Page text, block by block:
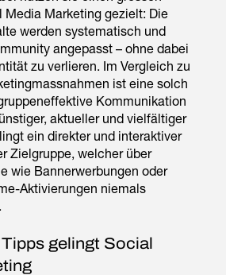
Media Marketing gezielt: Die
werden systematisch und
angepasst – ohne dabei
zu verlieren. Im Vergleich zu
ist eine solch
Kommunikation
aktueller und vielfältiger
ein direkter und interaktiver
Zielgruppe, welcher über
wie Bannerwerbungen oder
Aktivierungen niemals
gelingt Social